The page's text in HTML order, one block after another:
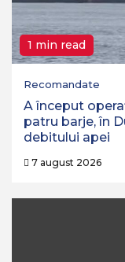
1 min read
Recomandate
A început
patru barje, în
debitului apei
7 august 2026